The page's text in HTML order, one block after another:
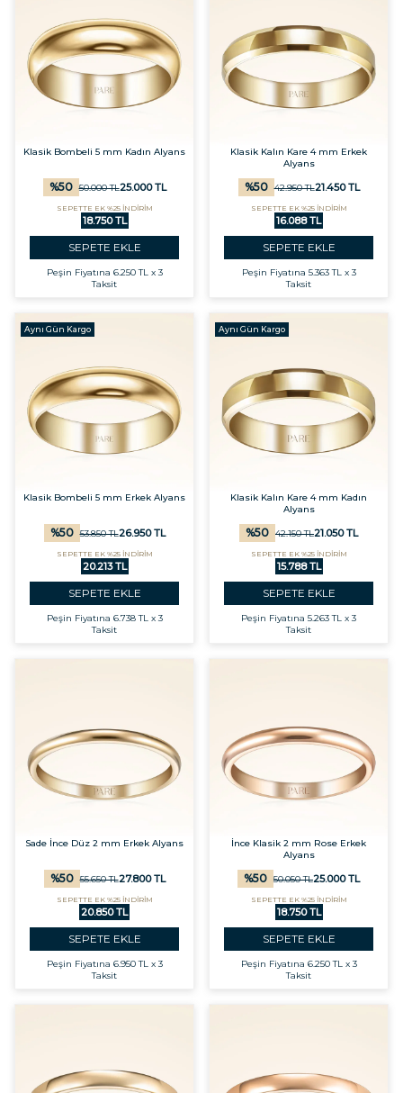
Klasik Bombeli 5 mm Kadın Alyans
%50 50.000TL25.000TL
SEPETTE EK %25 İNDİRİM
18.750 TL
SEPETE EKLE
Peşin Fiyatına 6.250 TL x 3
Taksit
Klasik Kalın Kare 4 mm Erkek
Alyans
%50 42.950TL21.450TL
SEPETTE EK %25 İNDİRİM
16.088 TL
SEPETE EKLE
Peşin Fiyatına 5.363 TL x 3
Taksit
Aynı Gün Kargo
Klasik Bombeli 5 mm Erkek Alyans
%50 53.850TL26.950TL
SEPETTE EK %25 İNDİRİM
20.213 TL
SEPETE EKLE
Peşin Fiyatına 6.738 TL x 3
Taksit
Aynı Gün Kargo
Klasik Kalın Kare 4 mm Kadın
Alyans
%50 42.150TL21.050TL
SEPETTE EK %25 İNDİRİM
15.788 TL
SEPETE EKLE
Peşin Fiyatına 5.263 TL x 3
Taksit
Sade İnce Düz 2 mm Erkek Alyans
%50 55.650TL27.800TL
SEPETTE EK %25 İNDİRİM
20.850 TL
SEPETE EKLE
Peşin Fiyatına 6.950 TL x 3
Taksit
İnce Klasik 2 mm Rose Erkek
Alyans
%50 50.050TL25.000TL
SEPETTE EK %25 İNDİRİM
18.750 TL
SEPETE EKLE
Peşin Fiyatına 6.250 TL x 3
Taksit